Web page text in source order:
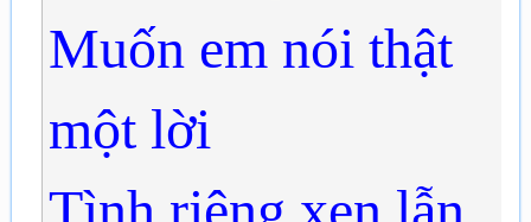
Muốn em nói thật
một lời